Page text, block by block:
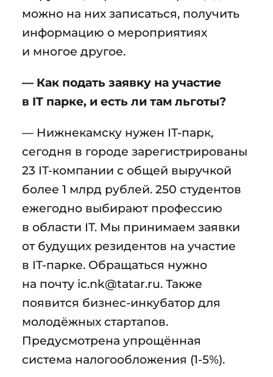
можно на них записаться, получить
информацию о мероприятиях
и многое другое.
— Как подать заявку на участие
в IT парке, и есть ли там льготы?
— Нижнекамску нужен IT-парк,
сегодня в городе зарегистрированы
23 IT-компании с общей выручкой
более 1 млрд рублей. 250 студентов
ежегодно выбирают профессию
в области IT. Мы принимаем заявки
от будущих резидентов на участие
в IT-парке. Обращаться нужно
на почту ic.nk@tatar.ru. Также
появится бизнес-инкубатор для
молодёжных стартапов.
Предусмотрена упрощённая
система налогообложения (1-5%).